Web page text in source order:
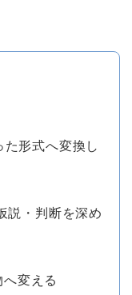
形式へ変換し
説・判断を深め
変える